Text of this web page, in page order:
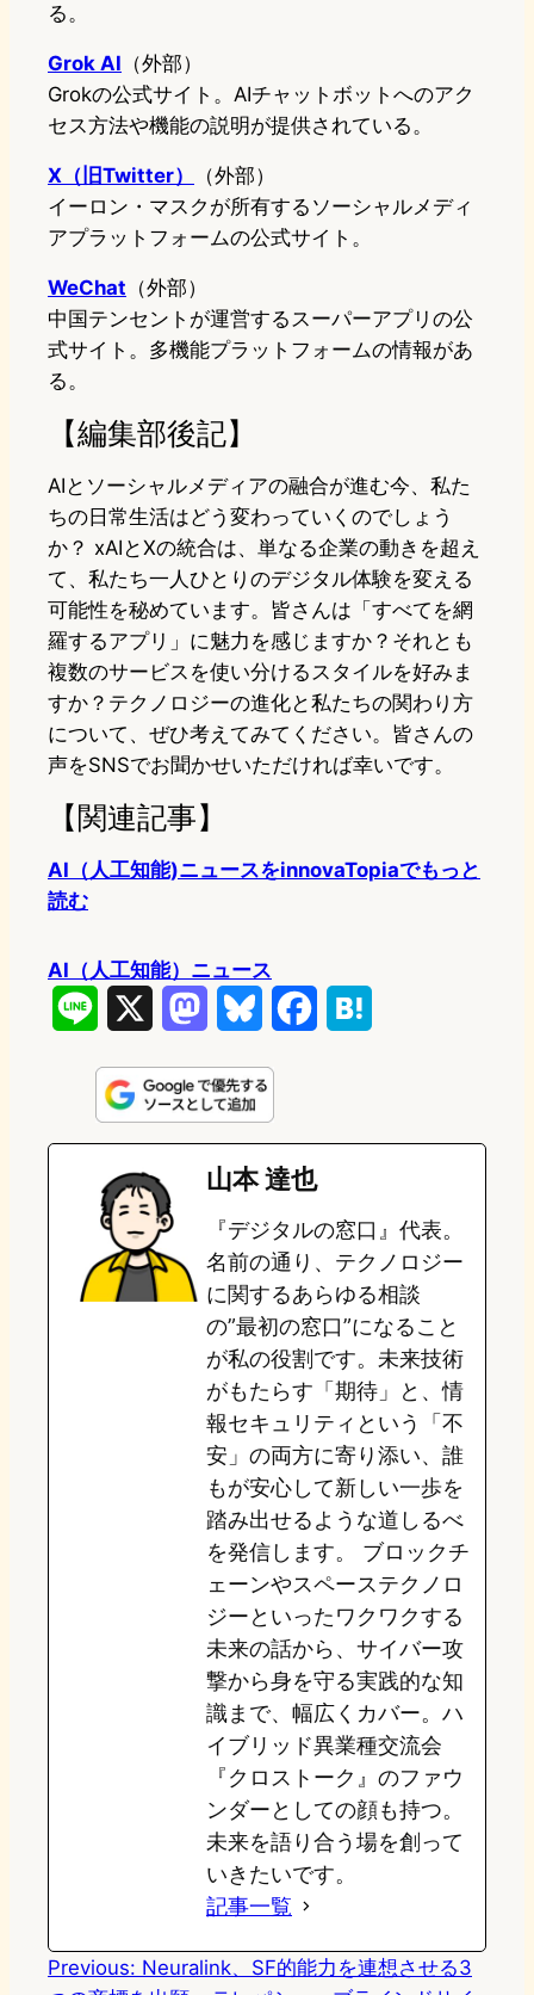
る。
Grok AI （外部）
Grokの公式サイト。AIチャットボットへのアク
セス方法や機能の説明が提供されている。
X（旧Twitter）
（外部）
イーロン・マスクが所有するソーシャルメディ
アプラットフォームの公式サイト。
WeChat （外部）
中国テンセントが運営するスーパーアプリの公
式サイト。多機能プラットフォームの情報があ
る。
【編集部後記】
AIとソーシャルメディアの融合が進む今、私た
ちの日常生活はどう変わっていくのでしょう
か？ xAIとXの統合は、単なる企業の動きを超え
て、私たち一人ひとりのデジタル体験を変える
可能性を秘めています。皆さんは「すべてを網
羅するアプリ」に魅力を感じますか？それとも
複数のサービスを使い分けるスタイルを好みま
すか？テクノロジーの進化と私たちの関わり方
について、ぜひ考えてみてください。皆さんの
声をSNSでお聞かせいただければ幸いです。
【関連記事】
AI（人工知能)ニュースをinnovaTopiaでもっと
読む
AI（人工知能）ニュース
n
e
s
t
o
o
n
u
e
s
k
e
b
o
o
k
e
a
山本 達也
『デジタルの窓口』代表。
名前の通り、テクノロジー
に関するあらゆる相談
の”最初の窓口”になること
が私の役割です。未来技術
がもたらす「期待」と、情
報セキュリティという「不
安」の両方に寄り添い、誰
もが安心して新しい一歩を
踏み出せるような道しるべ
を発信します。 ブロックチ
ェーンやスペーステクノロ
ジーといったワクワクする
未来の話から、サイバー攻
撃から身を守る実践的な知
識まで、幅広くカバー。ハ
イブリッド異業種交流会
『クロストーク』のファウ
ンダーとしての顔も持つ。
未来を語り合う場を創って
いきたいです。
記事一覧
Previous: Neuralink、SF的能力を連想させる3